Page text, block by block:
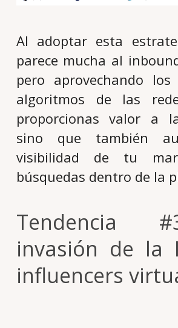
Al adoptar esta
parece mucha al
pero aprovechando
algoritmos de las
proporcionas valor a
sino que también
visibilidad de tu
búsquedas dentro de la
Tendencia
invasión de la
influencers